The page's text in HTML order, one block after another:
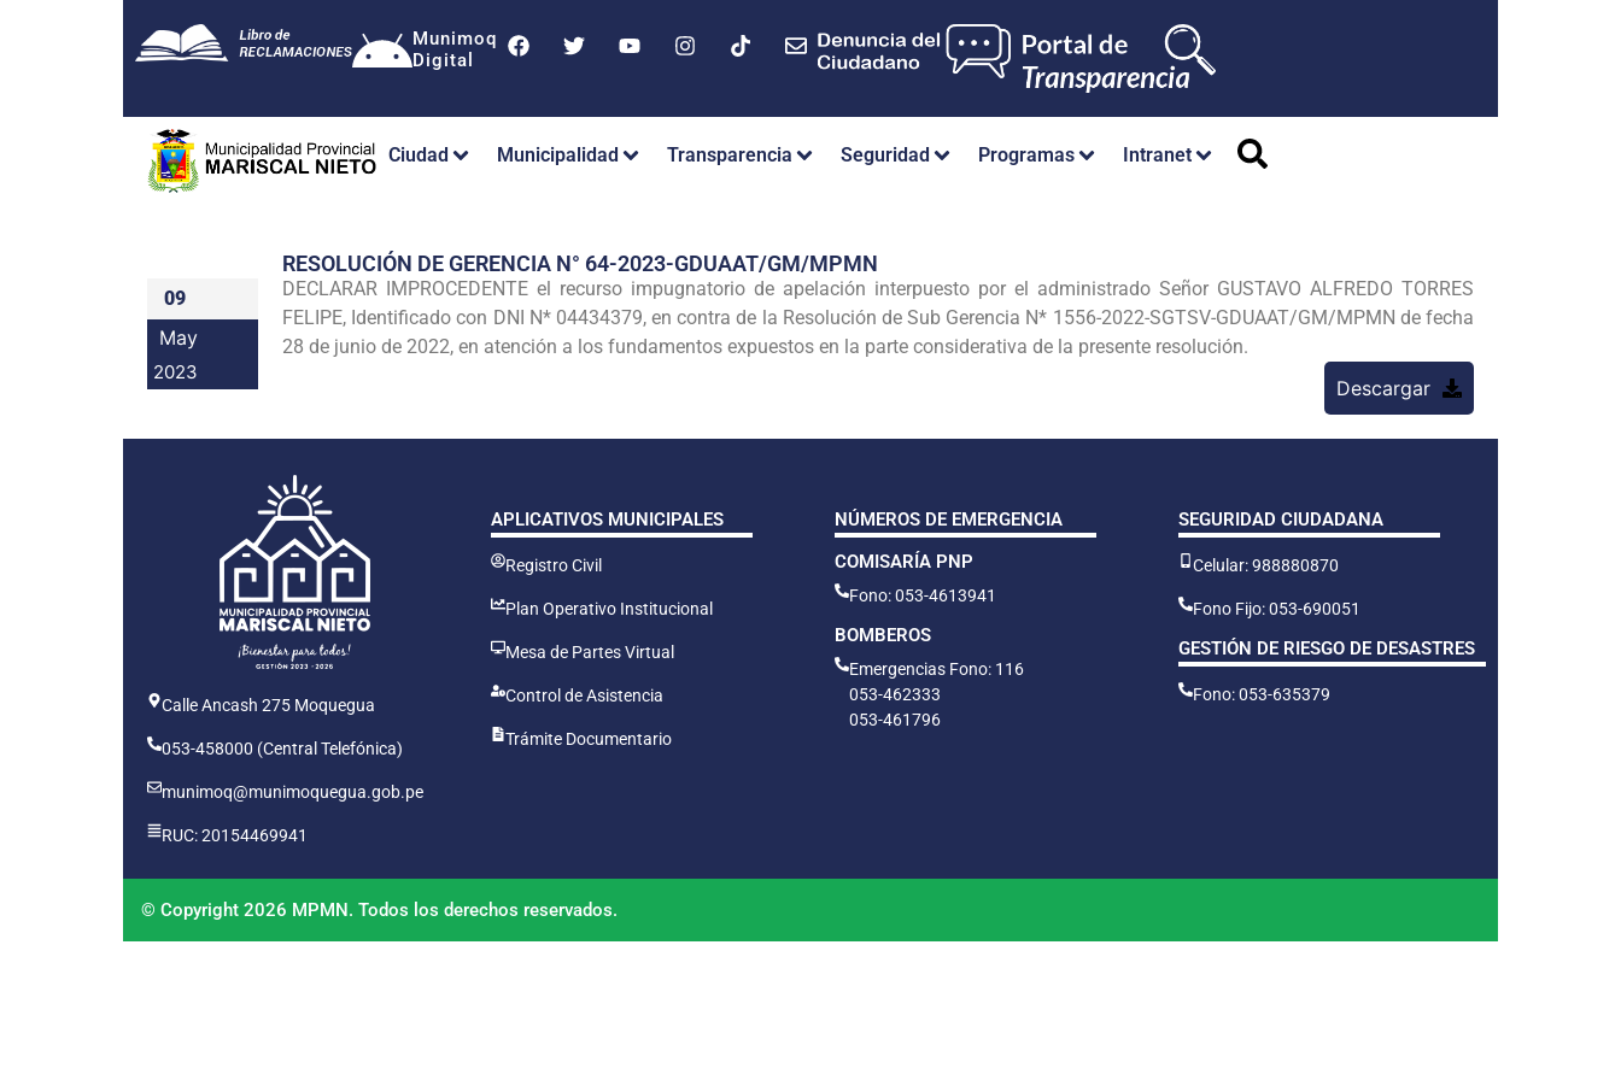
Munimoq
Digital
Ciudad Municipalidad Transparencia Seguridad Programas Intranet
09
May
2023
RESOLUCIÓN DE GERENCIA N° 64-2023-GDUAAT/GM/MPMN
DECLARAR IMPROCEDENTE el recurso impugnatorio de apelación interpuesto por el administrado Señor GUSTAVO ALFREDO TORRES
FELIPE, Identificado con DNI N* 04434379, en contra de la Resolución de Sub Gerencia N* 1556-2022-SGTSV-GDUAAT/GM/MPMN de fecha
28 de junio de 2022, en atención a los fundamentos expuestos en la parte considerativa de la presente resolución.
Descargar
Calle Ancash 275 Moquegua
053-458000 (Central Telefónica)
munimoq@munimoquegua.gob.pe
RUC: 20154469941
APLICATIVOS MUNICIPALES
Registro Civil
Plan Operativo Institucional
Mesa de Partes Virtual
Control de Asistencia
Trámite Documentario
NÚMEROS DE EMERGENCIA
COMISARÍA PNP
Fono: 053-4613941
BOMBEROS
Emergencias Fono: 116
053-462333
053-461796
SEGURIDAD CIUDADANA
Celular: 988880870
Fono Fijo: 053-690051
GESTIÓN DE RIESGO DE DESASTRES
Fono: 053-635379
© Copyright 2026 MPMN. Todos los derechos reservados.